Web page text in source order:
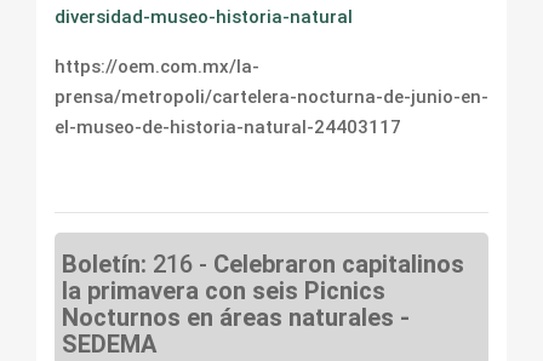
diversidad-museo-historia-natural
https://oem.com.mx/la-
prensa/metropoli/cartelera-nocturna-de-junio-en-
el-museo-de-historia-natural-24403117
Boletín: 216 - Celebraron capitalinos
la primavera con seis Picnics
Nocturnos en áreas naturales -
SEDEMA